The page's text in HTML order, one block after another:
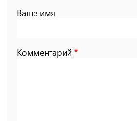
Ваше имя
Комментарий